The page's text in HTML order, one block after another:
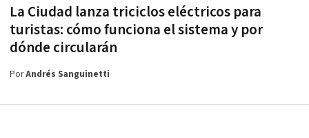
La Ciudad lanza triciclos eléctricos para
turistas: cómo funciona el sistema y por
dónde circularán
PorAndrés Sanguinetti